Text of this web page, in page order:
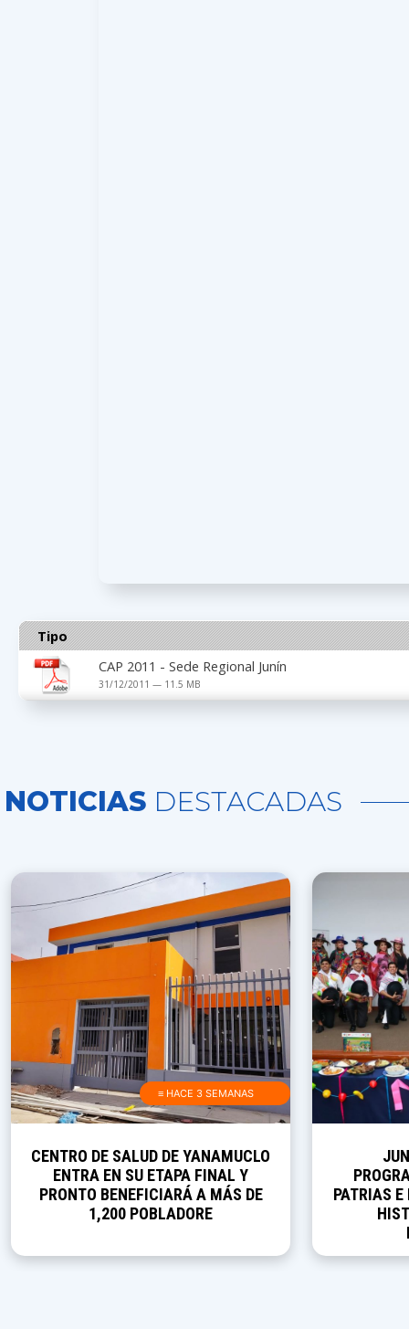
Tipo
CAP 2011 - Sede Regional Junín
31/12/2011 — 11.5 MB
NOTICIAS DESTACADAS
≡ HACE 3 SEMANAS
CENTRO DE SALUD DE YANAMUCLO
ENTRA EN SU ETAPA FINAL Y
PRONTO BENEFICIARÁ A MÁS DE
1,200 POBLADORE
PATRIAS